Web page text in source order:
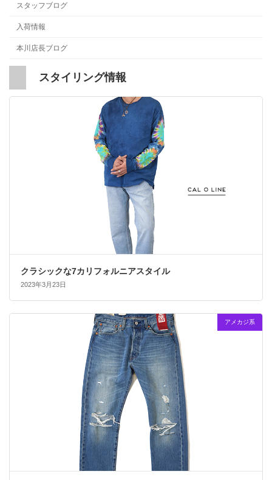
スタッフブログ
入荷情報
本川店長ブログ
スタイリング情報
クラシックな7カリフォルニアスタイル
2023年3月23日
アメカジ系